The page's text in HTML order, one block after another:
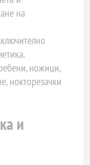
на
ножици,
нокторезачки
и